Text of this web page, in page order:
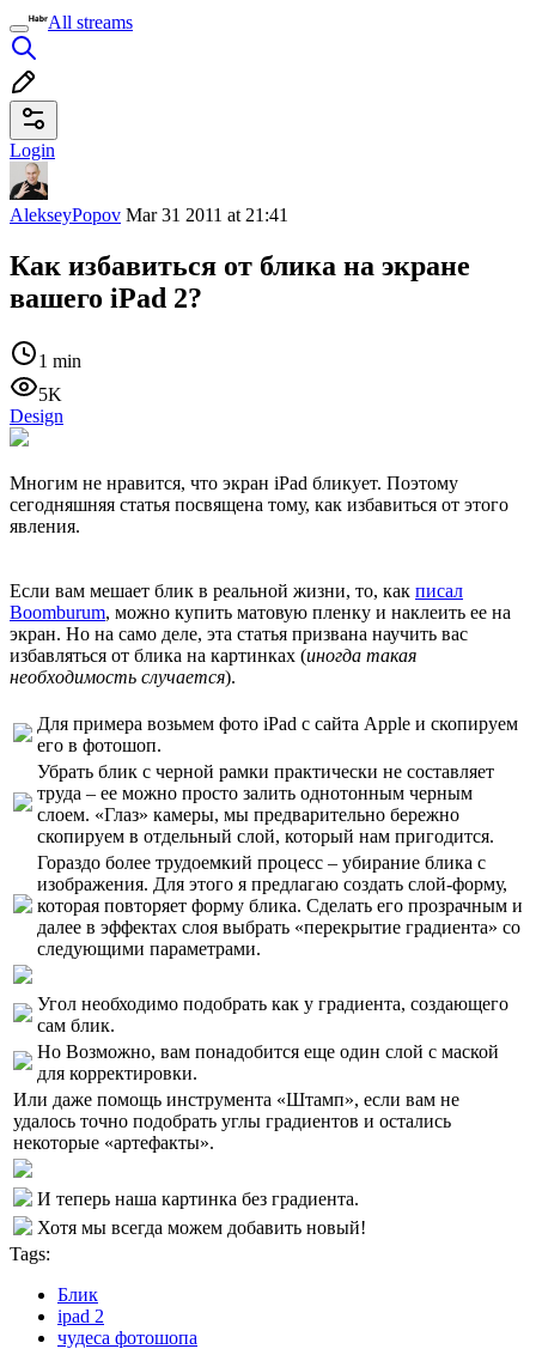
All streams
Login
AlekseyPopov Mar 31 2011 at 21:41
Как избавиться от блика на экране
вашего iPad 2?
1 min
5K
Design
Многим не нравится, что экран iPad бликует. Поэтому
сегодняшняя статья посвящена тому, как избавиться от этого
явления.
Если вам мешает блик в реальной жизни, то, как писал
Boomburum, можно купить матовую пленку и наклеить ее на
экран. Но на само деле, эта статья призвана научить вас
избавляться от блика на картинках (иногда такая
необходимость случается).
Для примера возьмем фото iPad с сайта Apple и скопируем
его в фотошоп.
Убрать блик с черной рамки практически не составляет
труда – ее можно просто залить однотонным черным
слоем. «Глаз» камеры, мы предварительно бережно
скопируем в отдельный слой, который нам пригодится.
Гораздо более трудоемкий процесс – убирание блика с
изображения. Для этого я предлагаю создать слой-форму,
которая повторяет форму блика. Сделать его прозрачным и
далее в эффектах слоя выбрать «перекрытие градиента» со
следующими параметрами.
Угол необходимо подобрать как у градиента, создающего
сам блик.
Но Возможно, вам понадобится еще один слой с маской
для корректировки.
Или даже помощь инструмента «Штамп», если вам не
удалось точно подобрать углы градиентов и остались
некоторые «артефакты».
И теперь наша картинка без градиента.
Хотя мы всегда можем добавить новый!
Tags:
Блик
ipad 2
чудеса фотошопа